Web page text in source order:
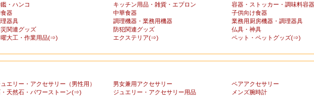
・ハンコ キッチン用品・雑貨・エプロン 容器・ストッカー・調味料容器
器 中華食器 子供向け食器
器具 調理機器・業務用機器 業務用厨房機器・調理器具
関連グッズ 防犯関連グッズ 仏具・神具
曜大工・作業用品(⇒) エクステリア(⇒) ペット・ペットグッズ(⇒)
ュエリー・アクセサリー（男性用） 男女兼用アクセサリー ペアアクセサリー
天然石・パワーストーン(⇒) ジュエリー・アクセサリー用品 メンズ腕時計